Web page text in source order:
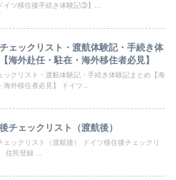
イツ移住後手続き体験記③】...
ェックリスト・渡航体験記・手続き体
海外赴任・駐在・海外移住者必見】
ックリスト・渡航体験記・手続き体験記まとめ【海
海外移住者必見】 ドイツ...
チェックリスト（渡航後）
ェックリスト（渡航後） ドイツ移住後チェックリ
住民登録 ...